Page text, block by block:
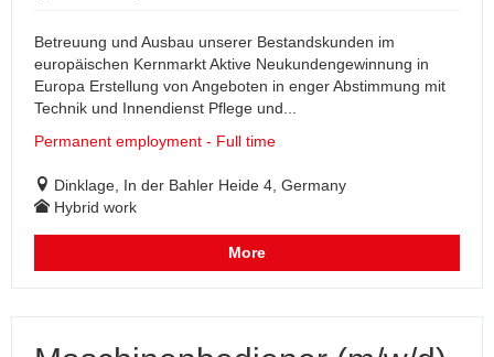
Betreuung und Ausbau unserer Bestandskunden im
europäischen Kernmarkt Aktive Neukundengewinnung in
Europa Erstellung von Angeboten in enger Abstimmung mit
Technik und Innendienst Pflege und...
Permanent employment - Full time
Dinklage, In der Bahler Heide 4, Germany
Hybrid work
More